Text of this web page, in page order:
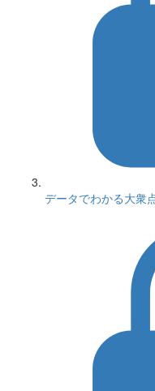
データでわかる大衆